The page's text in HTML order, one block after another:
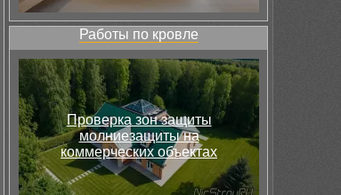
Работы по кровле
Проверка зон защиты
молниезащиты на
коммерческих объектах